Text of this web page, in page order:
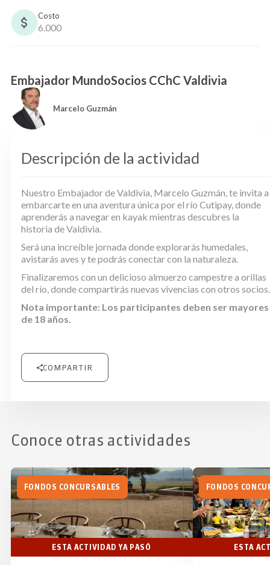
Costo
6.000
Embajador MundoSocios CChC Valdivia
Marcelo Guzmán
Descripción de la actividad
Nuestro Embajador de Valdivia, Marcelo Guzmán, te invita a
embarcarte en una aventura única por el río Cutipay, donde
aprenderás a navegar en kayak mientras descubres la
historia de Valdivia.
Será una increíble jornada donde explorarás humedales,
avistarás aves y te podrás conectar con la naturaleza.
Finalizaremos con un delicioso almuerzo campestre a orillas
del río, donde compartirás nuevas vivencias con otros socios.
Nota importante: Los participantes deben ser mayores
de 18 años.
COMPARTIR
Conoce otras actividades
FONDOS CONCURSABLES
ESTA ACTIVIDAD YA PASÓ
FONDOS
ESTA